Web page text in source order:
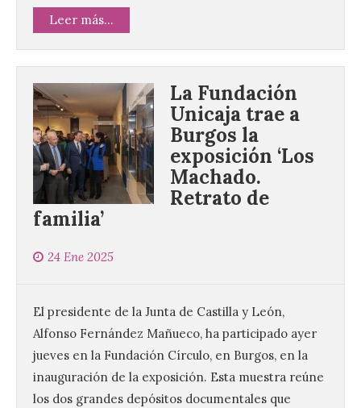
Leer más...
La Fundación
Unicaja trae a
Burgos la
exposición ‘Los
Machado.
Retrato de
familia’
24 Ene 2025
El presidente de la Junta de Castilla y León,
Alfonso Fernández Mañueco, ha participado ayer
jueves en la Fundación Círculo, en Burgos, en la
inauguración de la exposición. Esta muestra reúne
los dos grandes depósitos documentales que